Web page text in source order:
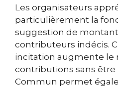
Les organisateurs
particulièrement la
suggestion de
contributeurs indécis.
incitation augmente le
contributions sans être
Commun permet